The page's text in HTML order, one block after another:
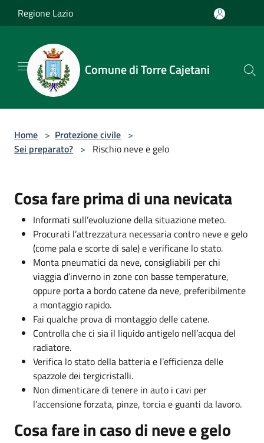
Salta al contenuto principale
Regione Lazio
Comune di Torre Cajetani
Home > Protezione civile >
Sei preparato? > Rischio neve e gelo
Cosa fare prima di una nevicata
Informati sull’evoluzione della situazione meteo.
Procurati l’attrezzatura necessaria contro neve e gelo
(come pala e scorte di sale) e verificane lo stato.
Monta pneumatici da neve, consigliabili per chi
viaggia d’inverno in zone con basse temperature,
oppure porta a bordo catene da neve, preferibilmente
a montaggio rapido.
Fai qualche prova di montaggio delle catene.
Controlla che ci sia il liquido antigelo nell’acqua del
radiatore.
Verifica lo stato della batteria e l’efficienza delle
spazzole dei tergicristalli.
Non dimenticare di tenere in auto i cavi per
l’accensione forzata, pinze, torcia e guanti da lavoro.
Cosa fare in caso di neve e gelo